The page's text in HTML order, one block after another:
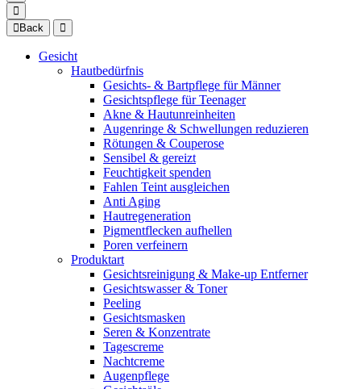
Back
Gesicht
Hautbedürfnis
Gesichts- & Bartpflege für Männer
Gesichtspflege für Teenager
Akne & Hautunreinheiten
Augenringe & Schwellungen reduzieren
Rötungen & Couperose
Sensibel & gereizt
Feuchtigkeit spenden
Fahlen Teint ausgleichen
Anti Aging
Hautregeneration
Pigmentflecken aufhellen
Poren verfeinern
Produktart
Gesichtsreinigung & Make-up Entferner
Gesichtswasser & Toner
Peeling
Gesichtsmasken
Seren & Konzentrate
Tagescreme
Nachtcreme
Augenpflege